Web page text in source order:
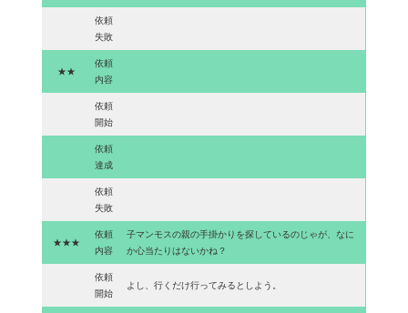
依頼
失敗
★★
依頼
内容
依頼
開始
依頼
達成
依頼
失敗
★★★
依頼
内容
子マンモスの親の手掛かりを探しているのじゃが、なに
か心当たりはないかね？
依頼
開始
よし、行くだけ行ってみるとしよう。